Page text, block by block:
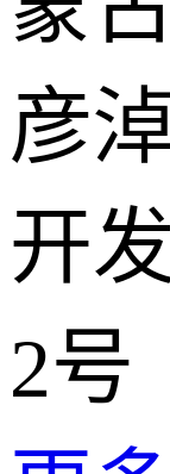
彦
开
2号